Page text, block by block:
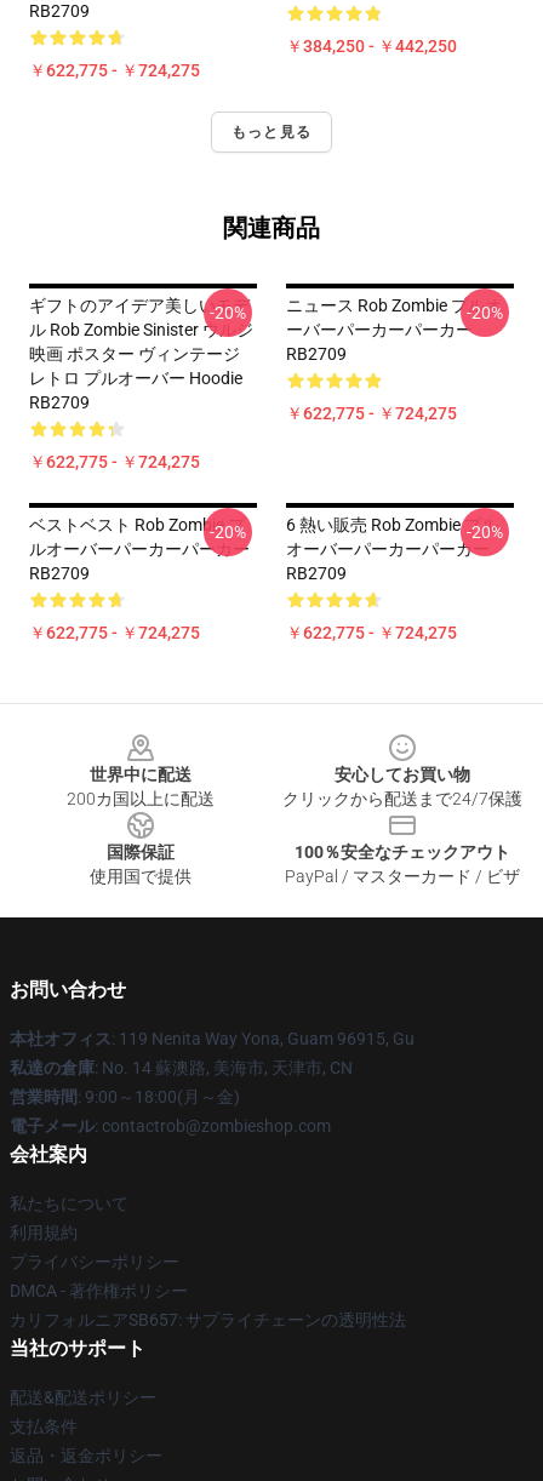
RB2709
￥622,775 - ￥724,275
￥384,250 - ￥442,250
もっと見る
関連商品
ギフトのアイデア美しいモデ
ル Rob Zombie Sinister ウルジ
映画 ポスター ヴィンテージ
レトロ プルオーバー Hoodie
RB2709
￥622,775 - ￥724,275
-20%
ニュース Rob Zombie プルオ
ーバーパーカーパーカー
RB2709
￥622,775 - ￥724,275
-20%
ベストベスト Rob Zombie プ
ルオーバーパーカーパーカー
RB2709
￥622,775 - ￥724,275
-20%
6 熱い販売 Rob Zombie プル
オーバーパーカーパーカー
RB2709
￥622,775 - ￥724,275
-20%
世界中に配送
200カ国以上に配送
安心してお買い物
クリックから配送まで24/7保護
国際保証
使用国で提供
100％安全なチェックアウト
PayPal / マスターカード / ビザ
お問い合わせ
本社オフィス: 119 Nenita Way Yona, Guam 96915, Gu
私達の倉庫: No. 14 蘇澳路, 美海市, 天津市, CN
営業時間: 9:00～18:00(月～金)
電子メール: contactrob@zombieshop.com
会社案内
私たちについて
利用規約
プライバシーポリシー
DMCA - 著作権ポリシー
カリフォルニアSB657: サプライチェーンの透明性法
当社のサポート
配送&配送ポリシー
支払条件
返品・返金ポリシー